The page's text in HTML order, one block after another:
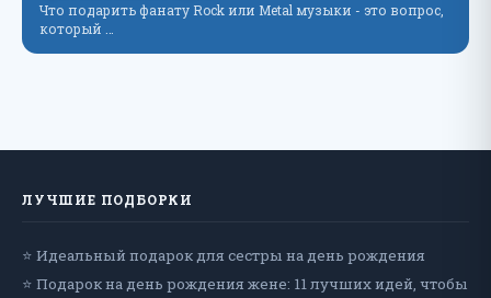
Что подарить фанату Rock или Metal музыки - это вопрос,
который …
ЛУЧШИЕ ПОДБОРКИ
⭐ Идеальный подарок для сестры на день рождения
⭐ Подарок на день рождения жене: 11 лучших идей, чтобы